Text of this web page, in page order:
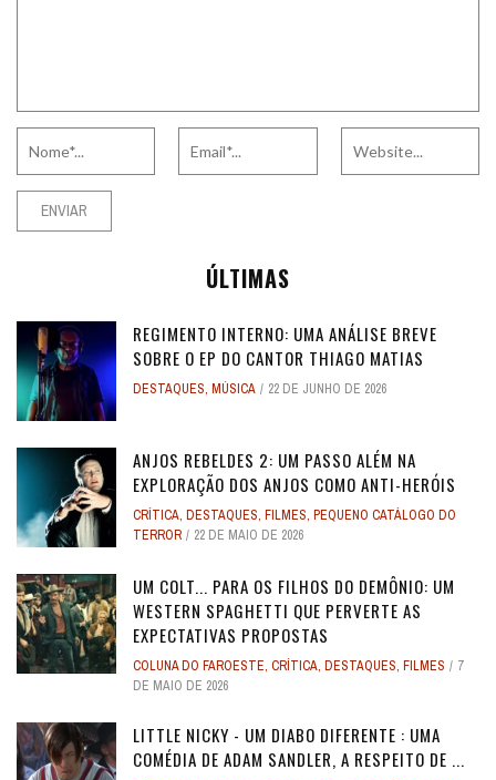
ÚLTIMAS
REGIMENTO INTERNO: UMA ANÁLISE BREVE
SOBRE O EP DO CANTOR THIAGO MATIAS
DESTAQUES, MÚSICA 22 DE JUNHO DE 2026
ANJOS REBELDES 2: UM PASSO ALÉM NA
EXPLORAÇÃO DOS ANJOS COMO ANTI-HERÓIS
CRÍTICA, DESTAQUES, FILMES, PEQUENO CATÁLOGO DO
TERROR
22 DE MAIO DE 2026
UM COLT... PARA OS FILHOS DO DEMÔNIO: UM
WESTERN SPAGHETTI QUE PERVERTE AS
EXPECTATIVAS PROPOSTAS
COLUNA DO FAROESTE, CRÍTICA, DESTAQUES, FILMES
7
DE MAIO DE 2026
LITTLE NICKY - UM DIABO DIFERENTE : UMA
COMÉDIA DE ADAM SANDLER, A RESPEITO DE ...